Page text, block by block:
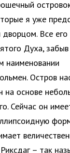
я уже
дворцом. Все
Духа,
наименовании
Остров
на основе
Сейчас он
– так